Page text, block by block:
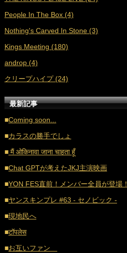
■2021年6月 (36)
■2021年5月 (27)
■2021年4月 (35)
■2021年3月 (33)
■2021年2月 (32)
■2021年1月 (38)
■2020年12月 (21)
2020年9月 (18)
2020年4月 (18)
People In The Box (4)
Nothing's Carved In Stone (3)
Kings Meeting (180)
androp (4)
クリープハイプ (24)
最新記事
■Coming soon...
■カラスの勝手でしょ
■मैं ओकिनावा जाना चाहता हूँ
■Chat GPTが考えたJKJ主演映画
■YON FES直前！メンバー全員が登場！
■ヤンスキンプレ #63 - セノビック -
■現地民へ
■टॉपलेस
■お互いファン